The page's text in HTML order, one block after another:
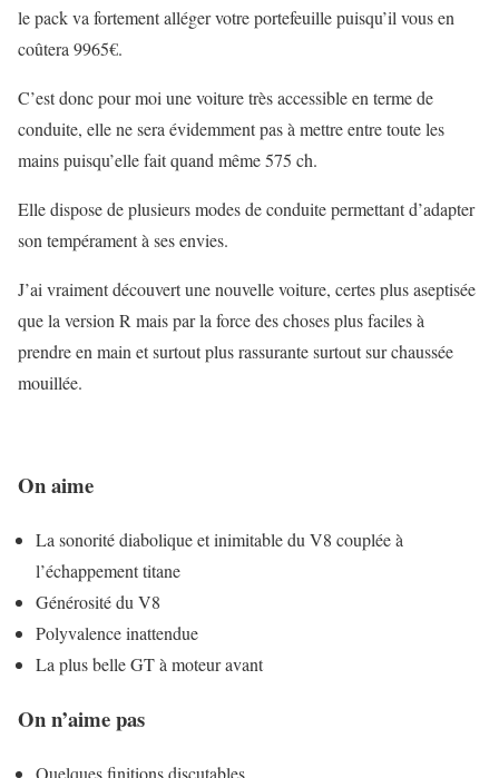
le pack va fortement alléger votre portefeuille puisqu’il vous en
coûtera 9965€.
C’est donc pour moi une voiture très accessible en terme de
conduite, elle ne sera évidemment pas à mettre entre toute les
mains puisqu’elle fait quand même 575 ch.
Elle dispose de plusieurs modes de conduite permettant d’adapter
son tempérament à ses envies.
J’ai vraiment découvert une nouvelle voiture, certes plus aseptisée
que la version R mais par la force des choses plus faciles à
prendre en main et surtout plus rassurante surtout sur chaussée
mouillée.
On aime
La sonorité diabolique et inimitable du V8 couplée à
l’échappement titane
Générosité du V8
Polyvalence inattendue
La plus belle GT à moteur avant
On n’aime pas
Quelques finitions discutables